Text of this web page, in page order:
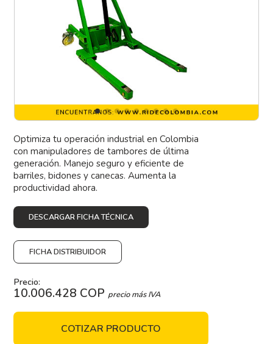
Optimiza tu operación industrial en Colombia
con manipuladores de tambores de última
generación. Manejo seguro y eficiente de
barriles, bidones y canecas. Aumenta la
productividad ahora.
DESCARGAR FICHA TÉCNICA
FICHA DISTRIBUIDOR
Precio:
10.006.428 COPprecio más IVA
COTIZAR PRODUCTO